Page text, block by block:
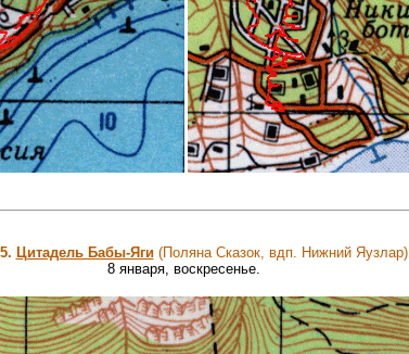
Цитадель Бабы-Яги (Поляна Сказок, вдп. Нижний Яузлар)
8 января, воскресенье.